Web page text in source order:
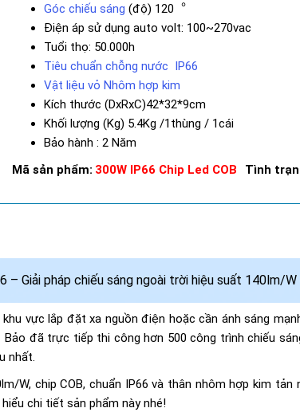
Góc chiếu sáng (độ) 120︒
Điện áp sử dụng auto volt: 100~270vac
Tuổi thọ: 50.000h
Tiêu chuẩn chỗng nước IP66
Vật liệu vỏ Nhôm hợp kim
Kích thước (DxRxC)42*32*9cm
Khối lượng (Kg) 5.4Kg /1thùng / 1cái
Bảo hành : 2 Năm
Mã sản phẩm: 300W IP66 Chip Led COB Tình
– Giải pháp chiếu sáng ngoài trời hiệu suất 140lm/
vực lắp đặt xa nguồn điện hoặc cần ánh sáng
Bảo đã trực tiếp thi công hơn 500 công trình chiếu
nhất.
W, chip COB, chuẩn IP66 và thân nhôm hợp kim
chi tiết sản phẩm này nhé!